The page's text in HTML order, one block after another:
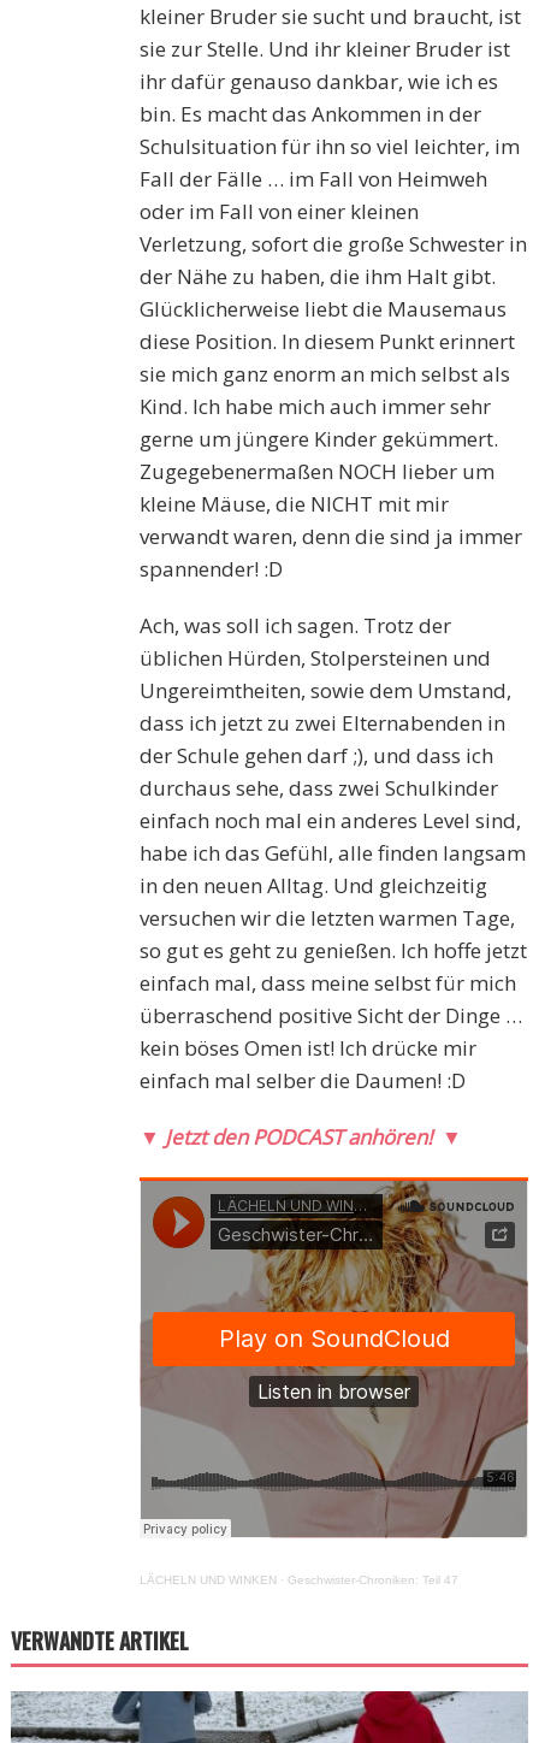
kleiner Bruder sie sucht und braucht, ist
sie zur Stelle. Und ihr kleiner Bruder ist
ihr dafür genauso dankbar, wie ich es
bin. Es macht das Ankommen in der
Schulsituation für ihn so viel leichter, im
Fall der Fälle … im Fall von Heimweh
oder im Fall von einer kleinen
Verletzung, sofort die große Schwester in
der Nähe zu haben, die ihm Halt gibt.
Glücklicherweise liebt die Mausemaus
diese Position. In diesem Punkt erinnert
sie mich ganz enorm an mich selbst als
Kind. Ich habe mich auch immer sehr
gerne um jüngere Kinder gekümmert.
Zugegebenermaßen NOCH lieber um
kleine Mäuse, die NICHT mit mir
verwandt waren, denn die sind ja immer
spannender! :D
Ach, was soll ich sagen. Trotz der
üblichen Hürden, Stolpersteinen und
Ungereimtheiten, sowie dem Umstand,
dass ich jetzt zu zwei Elternabenden in
der Schule gehen darf ;), und dass ich
durchaus sehe, dass zwei Schulkinder
einfach noch mal ein anderes Level sind,
habe ich das Gefühl, alle finden langsam
in den neuen Alltag. Und gleichzeitig
versuchen wir die letzten warmen Tage,
so gut es geht zu genießen. Ich hoffe jetzt
einfach mal, dass meine selbst für mich
überraschend positive Sicht der Dinge …
kein böses Omen ist! Ich drücke mir
einfach mal selber die Daumen! :D
▼ Jetzt den PODCAST anhören! ▼
LÄCHELN UND WINKEN ·Geschwister-Chroniken: Teil 47
VERWANDTE ARTIKEL